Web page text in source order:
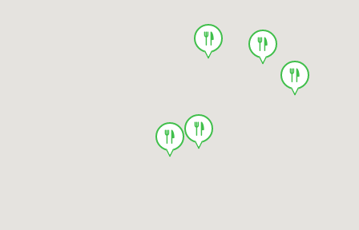
food
food
food
food
food